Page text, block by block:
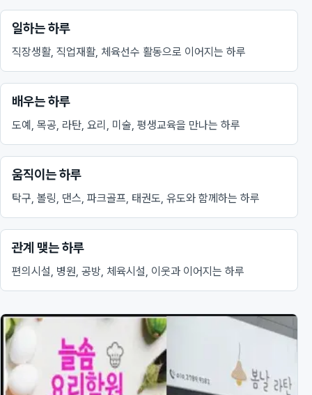
일하는 하루
직장생활, 직업재활, 체육선수 활동으로 이어지는 하루
배우는 하루
도예, 목공, 라탄, 요리, 미술, 평생교육을 만나는 하루
움직이는 하루
탁구, 볼링, 댄스, 파크골프, 태권도, 유도와 함께하는 하루
관계 맺는 하루
편의시설, 병원, 공방, 체육시설, 이웃과 이어지는 하루